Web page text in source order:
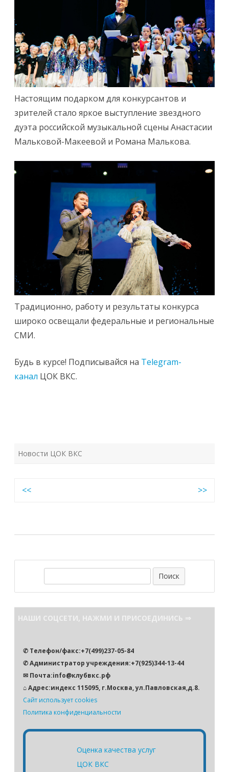
Настоящим подарком для конкурсантов и
зрителей стало яркое выступление звездного
дуэта российской музыкальной сцены Анастасии
Мальковой-Макеевой и Романа Малькова.
Традиционно, работу и результаты конкурса
широко освещали федеральные и региональные
СМИ.
Будь в курсе! Подписывайся на Telegram-
канал ЦОК ВКС.
Новости ЦОК ВКС
Навигация
<< >>
НАШИ СОЦСЕТИ, НАЖМИ И ПРИСОЕДИНИСЬ ⇒
✆ Телефон/факс:+7(499)237-05-84
✆ Администратор учреждения:+7(925)344-13-44
✉ Почта:info@клубвкс.рф
⌂ Адрес:индекс 115095, г.Москва, ул.Павловская,д.8.
Сайт использует cookies
Политика конфиденциальности
Оценка качества услуг
ЦОК ВКС